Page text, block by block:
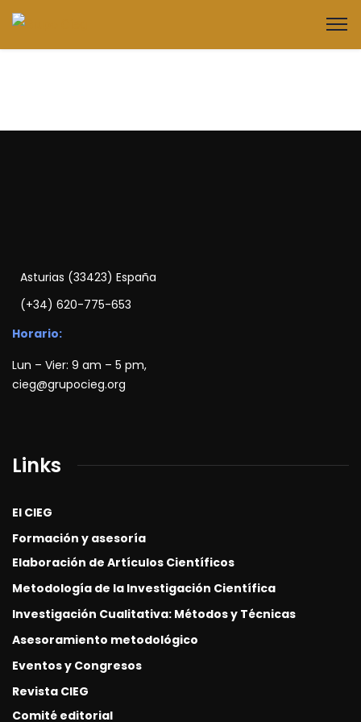
Asturias (33423) España
(+34) 620-775-653
Horario:
Lun – Vier: 9 am – 5 pm,
cieg@grupocieg.org
Links
El CIEG
Formación y asesoría
Elaboración de Artículos Científicos
Metodología de la Investigación Científica
Investigación Cualitativa: Métodos y Técnicas
Asesoramiento metodológico
Eventos y Congresos
Revista CIEG
Comité editorial